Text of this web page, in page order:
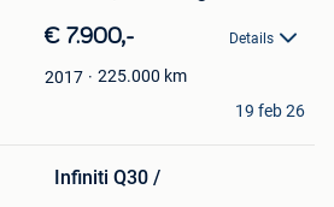
€ 7.900,- Details
2017 225.000 km
19 feb 26
Infiniti Q30 /